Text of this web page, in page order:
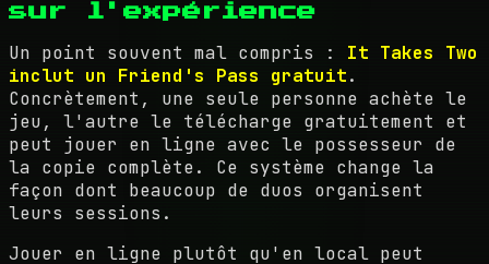
sur l'expérience
Un point souvent mal compris : It Takes Two
inclut un Friend's Pass gratuit.
Concrètement, une seule personne achète le
jeu, l'autre le télécharge gratuitement et
peut jouer en ligne avec le possesseur de
la copie complète. Ce système change la
façon dont beaucoup de duos organisent
leurs sessions.
Jouer en ligne plutôt qu'en local peut